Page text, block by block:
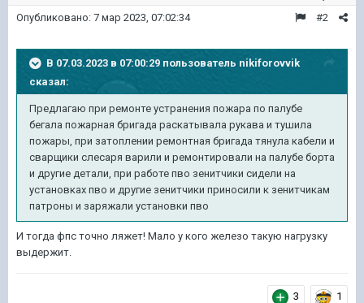
#2
Опубликовано: 7 мар 2023, 07:02:34
В 07.03.2023 в 07:00:29 пользователь nikiforovvik
сказал:
Предлагаю при ремонте устранения пожара по палубе
бегала пожарная бригада раскатывала рукава и тушила
пожары, при затоплении ремонтная бригада тянула кабели и
сварщики слесаря варили и ремонтировали на палубе борта
и другие детали, при работе пво зенитчики сидели на
установках пво и другие зенитчики приносили к зенитчикам
патроны и заряжали установки пво
И тогда фпс точно ляжет! Мало у кого железо такую нагрузку
выдержит.
3 1